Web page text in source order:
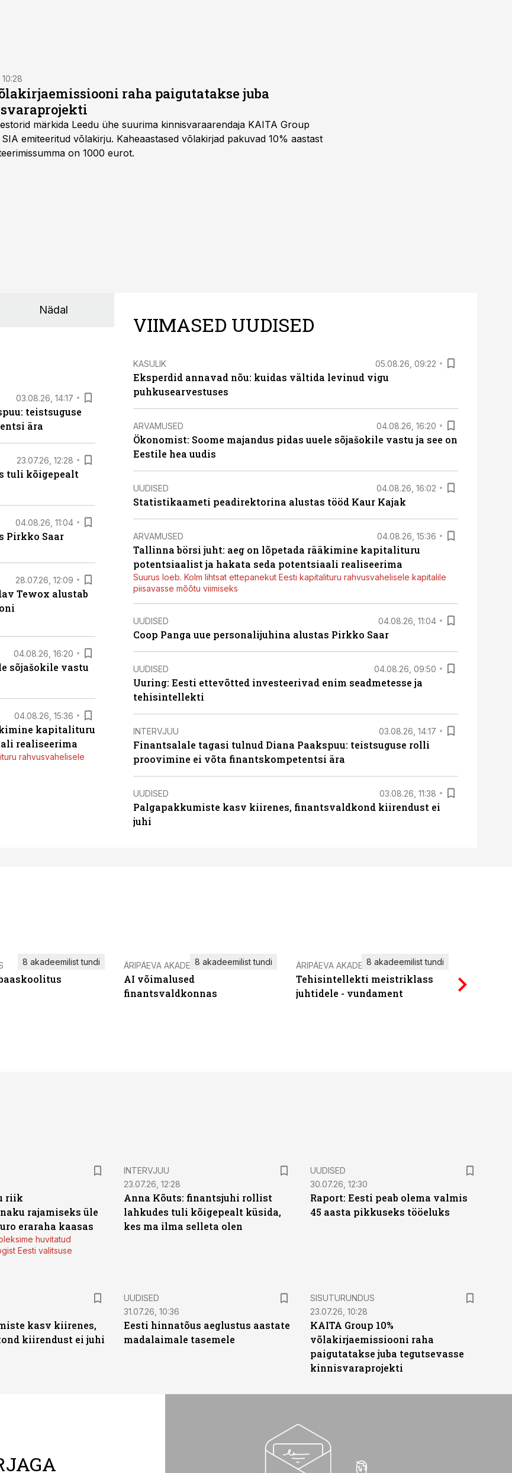
raha paigutatakse juba
märkida Leedu ühe suurima kinnisvaraarendaja KAITA Group
emiteeritud võlakirju. Kaheaastased võlakirjad pakuvad 10% aastast
on 1000 eurot.
Nädal
03.08.26, 14:17
teistsuguse
ära
23.07.26, 12:28
tuli kõigepealt
04.08.26, 11:04
Pirkko Saar
28.07.26, 12:09
Tewox alustab
04.08.26, 16:20
sõjašokile vastu
04.08.26, 15:36
kapitalituru
realiseerima
rahvusvahelisele
VIIMASED UUDISED
KASULIK 05.08.26, 09:22
Eksperdid annavad nõu: kuidas vältida levinud vigu
puhkusearvestuses
ARVAMUSED 04.08.26, 16:20
Ökonomist: Soome majandus pidas uuele sõjašokile vastu ja see on
Eestile hea uudis
UUDISED 04.08.26, 16:02
Statistikaameti peadirektorina alustas tööd Kaur Kajak
ARVAMUSED 04.08.26, 15:36
Tallinna börsi juht: aeg on lõpetada rääkimine kapitalituru
potentsiaalist ja hakata seda potentsiaali realiseerima
Suurus loeb. Kolm lihtsat ettepanekut Eesti kapitalituru rahvusvahelisele kapitalile
piisavasse mõõtu viimiseks
UUDISED 04.08.26, 11:04
Coop Panga uue personalijuhina alustas Pirkko Saar
UUDISED 04.08.26, 09:50
Uuring: Eesti ettevõtted investeerivad enim seadmetesse ja
tehisintellekti
INTERVJUU 03.08.26, 14:17
Finantsalale tagasi tulnud Diana Paakspuu: teistsuguse rolli
proovimine ei võta finantskompetentsi ära
UUDISED 03.08.26, 11:38
Palgapakkumiste kasv kiirenes, finantsvaldkond kiirendust ei
juhi
8 akadeemilist tundi ÄRIPÄEVA AKADEEMIA
AI võimalused
finantsvaldkonnas
8 akadeemilist tundi ÄRIPÄEVA AKADEEMIA
Tehisintellekti meistriklass
juhtidele - vundament
8 akadeemilist tundi
riik
rajamiseks üle
eraraha kaasas
huvitatud
Eesti valitsuse
INTERVJUU
23.07.26, 12:28
Anna Kõuts: finantsjuhi rollist
lahkudes tuli kõigepealt küsida,
kes ma ilma selleta olen
UUDISED
30.07.26, 12:30
Raport: Eesti peab olema valmis
45 aasta pikkuseks tööeluks
kasv kiirenes,
kiirendust ei juhi
UUDISED
31.07.26, 10:36
Eesti hinnatõus aeglustus aastate
madalaimale tasemele
ST
SISUTURUNDUS
23.07.26, 10:28
KAITA Group 10%
võlakirjaemissiooni raha
paigutatakse juba tegutsevasse
kinnisvaraprojekti